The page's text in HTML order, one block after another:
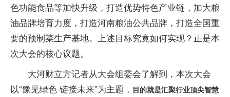
色功能食品等加快升级，打造优势特色产业链，加大粮
油品牌培育力度，打造河南粮油公共品牌，打造全国重
要的预制菜生产基地。上述目标究竟如何实现？正是本
次大会的核心议题。
大河财立方记者从大会组委会了解到，本次大会
以“豫见绿色 链接未来”为主题，
目的就是汇聚行业顶尖智慧